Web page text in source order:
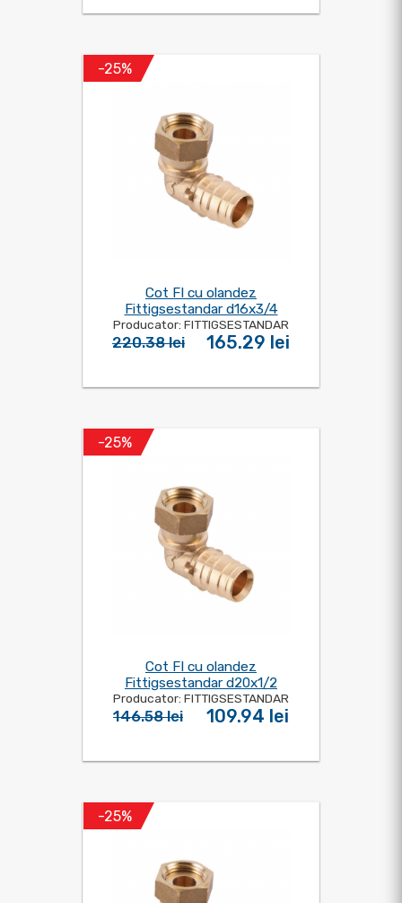
-25%
Cot FI cu olandez
Fittigsestandar d16x3/4
Producator: FITTIGSESTANDAR
220.38 lei 165.29 lei
-25%
Cot FI cu olandez
Fittigsestandar d20x1/2
Producator: FITTIGSESTANDAR
146.58 lei 109.94 lei
-25%